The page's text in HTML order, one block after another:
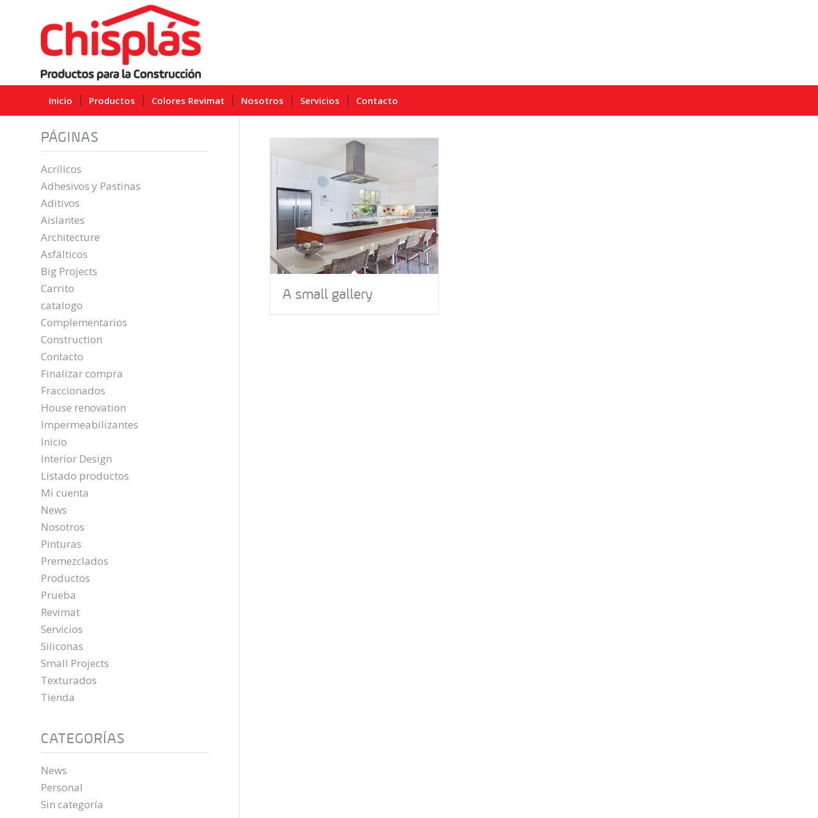
Inicio Productos Colores Revimat Nosotros Servicios Contacto
A small gallery
PÁGINAS
Acrílicos
Adhesivos y Pastinas
Aditivos
Aislantes
Architecture
Asfálticos
Big Projects
Carrito
catalogo
Complementarios
Construction
Contacto
Finalizar compra
Fraccionados
House renovation
Impermeabilizantes
Inicio
Interior Design
Listado productos
Mi cuenta
News
Nosotros
Pinturas
Premezclados
Productos
Prueba
Revimat
Servicios
Siliconas
Small Projects
Texturados
Tienda
CATEGORÍAS
News
Personal
Sin categoría